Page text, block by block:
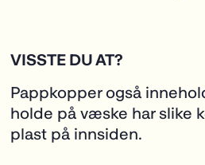
VISSTE DU AT?
Pappkopper også
holde på væske har slike
plast på innsiden.